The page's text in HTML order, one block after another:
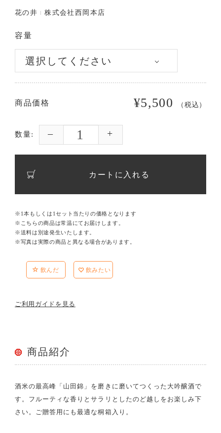
花の井 株式会社西岡本店
容量
商品価格 ¥5,500 （税込）
数量:
カートに入れる
※1本もしくは1セット当たりの価格となります
※こちらの商品は常温にてお届けします。
※送料は別途発生いたします。
※写真は実際の商品と異なる場合があります。
飲んだ 飲みたい
ご利用ガイドを見る
商品紹介
酒米の最高峰「山田錦」を磨きに磨いてつくった大吟醸酒で
す。フルーティな香りとサラリとしたのど越しをお楽しみ下
さい。ご贈答用にも最適な桐箱入り。